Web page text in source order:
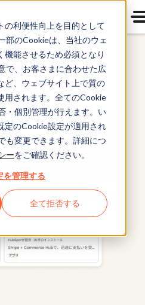
の利便性向上を目的として
部のCookieは、当社のウェ
機能させるため必須となり
で、お客さまに合わせた広
ど、ウェブサイト上で質の
用されます。全てのCookie
・個別管理が行えます。い
定のCookie設定が適用され
も変更できます。詳細につ
ーをご確認ください。
管理する
全て拒否する